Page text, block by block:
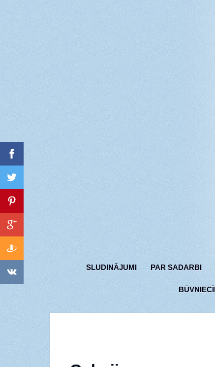
SLUDINĀJUMI PAR SADARBI